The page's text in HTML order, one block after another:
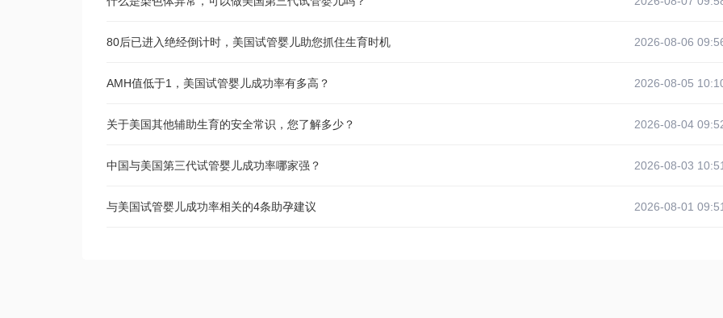
80后已进入绝经倒计时，美国试管婴儿助您抓住生育时机 2026-08-06
AMH值低于1，美国试管婴儿成功率有多高？ 2026-08-05
关于美国其他辅助生育的安全常识，您了解多少？ 2026-08-04
中国与美国第三代试管婴儿成功率哪家强？ 2026-08-03
与美国试管婴儿成功率相关的4条助孕建议 2026-08-01